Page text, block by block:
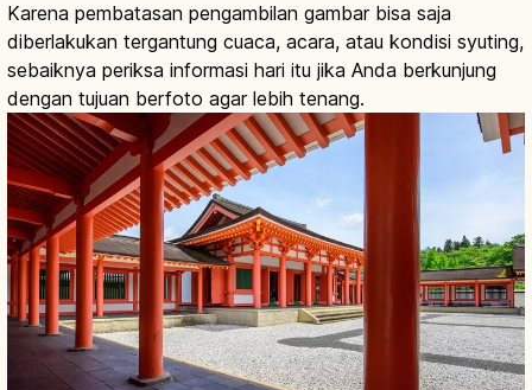
Karena pembatasan pengambilan gambar bisa saja
diberlakukan tergantung cuaca, acara, atau kondisi syuting,
sebaiknya periksa informasi hari itu jika Anda berkunjung
dengan tujuan berfoto agar lebih tenang.